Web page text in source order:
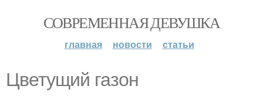
СОВРЕМЕННАЯ ДЕВУШКА
главная новости статьи
Цветущий газон